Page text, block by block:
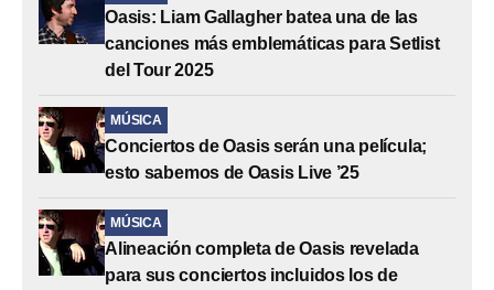
Oasis: Liam Gallagher batea una de las
canciones más emblemáticas para Setlist
del Tour 2025
MÚSICA
Conciertos de Oasis serán una película;
esto sabemos de Oasis Live ’25
MÚSICA
Alineación completa de Oasis revelada
para sus conciertos incluidos los de